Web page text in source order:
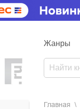
Жанры
Главная